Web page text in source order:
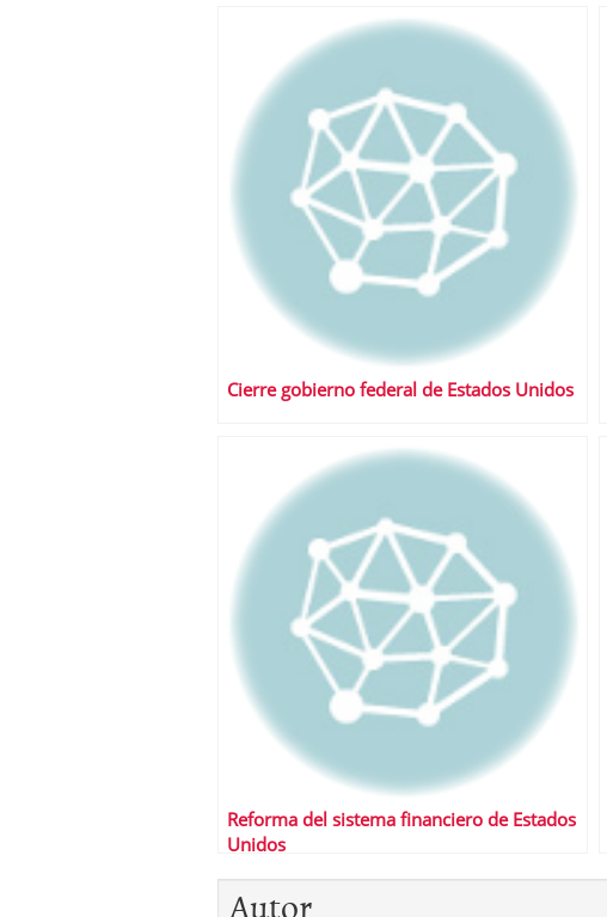
Cierre gobierno federal de Estados Unidos
Reforma del sistema financiero de Estados
Unidos
Autor